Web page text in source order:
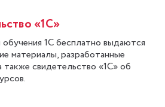
«1С»
1С бесплатно выдаются
материалы, разработанные
свидетельство «1С» об